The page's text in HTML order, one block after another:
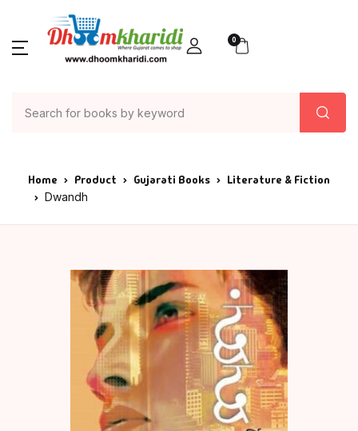
0
Home Product Gujarati Books Literature & Fiction
Dwandh